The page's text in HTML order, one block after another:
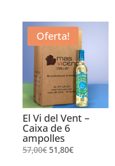
original
era:
57,00€.
actual
és:
52,00€.
Oferta!
El Vi del Vent –
Caixa de 6
ampolles
57,00€ El
51,80€El